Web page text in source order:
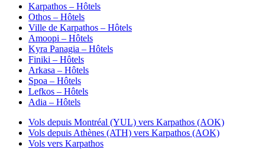
Karpathos – Hôtels
Othos – Hôtels
Ville de Karpathos – Hôtels
Amoopi – Hôtels
Kyra Panagia – Hôtels
Finiki – Hôtels
Arkasa – Hôtels
Spoa – Hôtels
Lefkos – Hôtels
Adia – Hôtels
Vols depuis Montréal (YUL) vers Karpathos (AOK)
Vols depuis Athènes (ATH) vers Karpathos (AOK)
Vols vers Karpathos